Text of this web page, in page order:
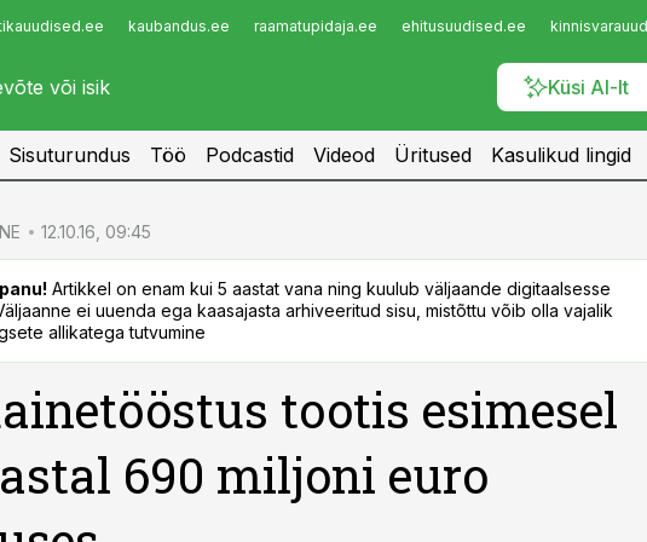
kaubandus.ee raamatupidaja.ee ehitusuudised.ee
Küsi AI-lt
Infopank
Sisuturundus Töö Podcastid Videod Üritused Kasulikud lingid
12.10.16, 09:45
Artikkel on enam kui 5 aastat vana ning kuulub väljaande digitaalsesse
ei uuenda ega kaasajasta arhiveeritud sisu, mistõttu võib olla vajalik
allikatega tutvumine
tootis esimesel
690 miljoni euro